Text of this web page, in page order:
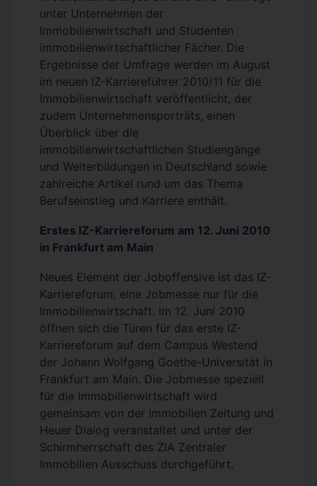
unter Unternehmen der
Immobilienwirtschaft und Studenten
immobilienwirtschaftlicher Fächer. Die
Ergebnisse der Umfrage werden im August
im neuen IZ-Karriereführer 2010/11 für die
Immobilienwirtschaft veröffentlicht, der
zudem Unternehmensporträts, einen
Überblick über die
immobilienwirtschaftlichen Studiengänge
und Weiterbildungen in Deutschland sowie
zahlreiche Artikel rund um das Thema
Berufseinstieg und Karriere enthält.
Erstes IZ-Karriereforum am 12. Juni 2010
in Frankfurt am Main
Neues Element der Joboffensive ist das IZ-
Karriereforum, eine Jobmesse nur für die
Immobilienwirtschaft. Im 12. Juni 2010
öffnen sich die Türen für das erste IZ-
Karriereforum auf dem Campus Westend
der Johann Wolfgang Goethe-Universität in
Frankfurt am Main. Die Jobmesse speziell
für die Immobilienwirtschaft wird
gemeinsam von der Immobilien Zeitung und
Heuer Dialog veranstaltet und unter der
Schirmherrschaft des ZIA Zentraler
Immobilien Ausschuss durchgeführt.